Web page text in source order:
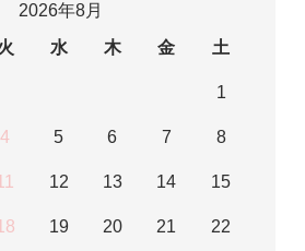
2026年8月
水 木 金 土
1
4 5 6 7 8
12 13 14 15
19 20 21 22